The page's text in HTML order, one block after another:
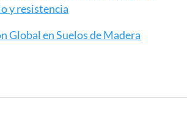
y resistencia
Global en Suelos de Madera